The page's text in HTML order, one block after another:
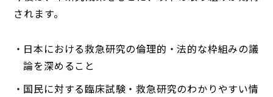
されます。
日本における救急研究の倫理的・法的な枠組みの議
論を深めること
国民に対する臨床試験・救急研究のわかりやすい情